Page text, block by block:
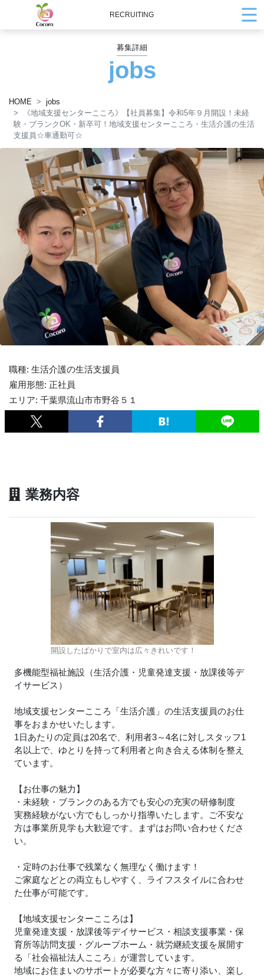
RECRUITING
募集詳細
jobs
HOME
jobs
《地域支援センターこころ》【社員募集】令和5年９月開設！未経
験・ブランクOK・新卒可！地域支援センターこころ・生活介護の生活
支援員☆車通勤可☆
職種: 生活介護の生活支援員
雇用形態: 正社員
エリア: 千葉県流山市市野谷５１
業務内容
開設したばかりで室内は広々きれいです！
多機能型福祉施設（生活介護・児童発達支援・放課後等デ
イサービス）
地域支援センターこころ「生活介護」の生活支援員のお仕
事をおまかせいたします。
1日あたりの定員は20名で、利用者3～4名に対しスタッフ1
名以上で、ゆとりを持って利用者と向き合える体制を整え
ています。
【お仕事の魅力】
・未経験・ブランクのある方でも安心の充実の研修制度
実務経験がない方でもしっかり指導いたします。ご不安な
方は事業所見学も大歓迎です。まずはお問い合わせくださ
い。
・定時のお仕事で残業なく無理なく働けます！
ご家庭などとの両立もしやすく、ライフスタイルに合わせ
た仕事が可能です。
【地域支援センターこころは】
児童発達支援・放課後等デイサービス・相談支援事業・保
育所等訪問支援・グループホーム・就労継続支援を展開す
る「社会福祉法人こころ」が運営しています。
地域にお住まいのサポートが必要な方々に寄り添い、楽し